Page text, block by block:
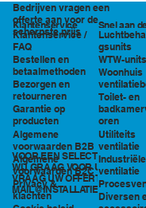
Klantenservice
Klantenservice /
FAQ
Bestellen en
betaalmethoden
Bezorgen en
retourneren
Garantie op
producten
Algemene
voorwaarden B2B
Algemene
voorwaarden B2C
Privacy &
klachten
VOOR EEN SELECTIE EN
WIJ GRAAG VOOR U KLAAR!
VRAAG UW OFFERTE AAN VIA
Bedrijven vragen een
offerte aan voor de
scherpste prijs
Snel aan
gsunits
WTW-units
Woonhuis
Toilet- en
oren
Utiliteits
ventilatie
Industriële
ventilatie
Diversen